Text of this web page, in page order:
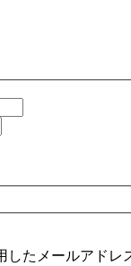
したメールアド